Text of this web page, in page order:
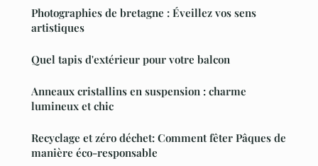
Photographies de bretagne : Éveillez vos sens
artistiques
Quel tapis d'extérieur pour votre balcon
Anneaux cristallins en suspension : charme
lumineux et chic
Recyclage et zéro déchet: Comment fêter Pâques de
manière éco-responsable